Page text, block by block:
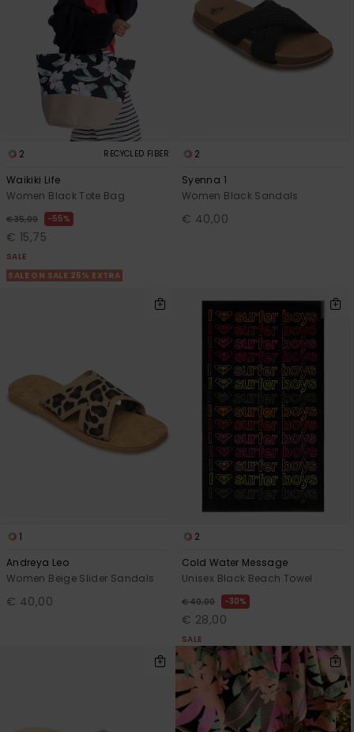
2 RECYCLED FIBER
Waikiki Life
Women Black Tote Bag
€ 35,00 55%
€ 15,75
SALE
SALE ON SALE 25% EXTRA
2
Syenna 1
Women Black Sandals
€ 40,00
1
Andreya Leo
Women Beige Slider Sandals
€ 40,00
2
Cold Water Message
Unisex Black Beach Towel
€ 40,00 30%
€ 28,00
SALE